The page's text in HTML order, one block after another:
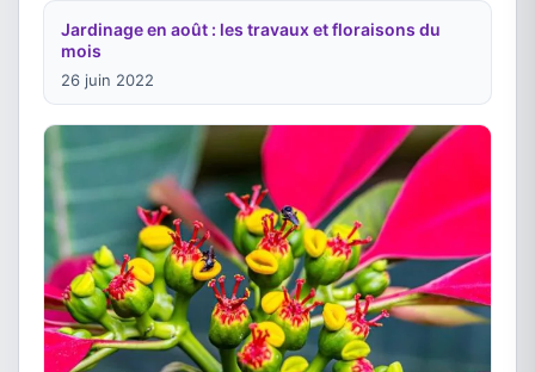
Jardinage en août : les travaux et floraisons du
mois
26 juin 2022